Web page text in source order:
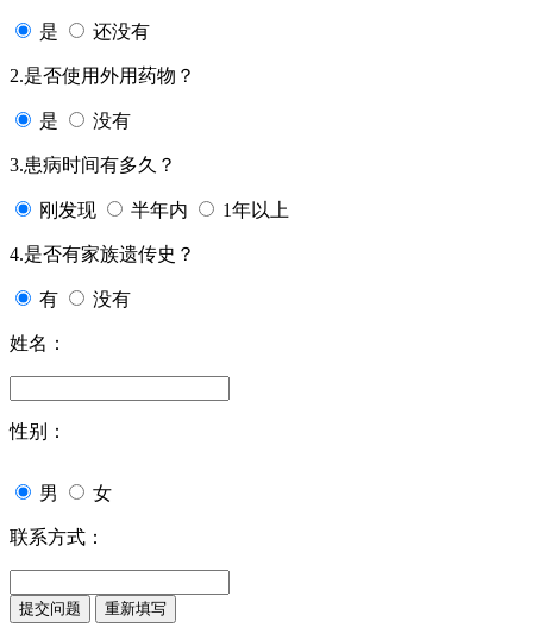
是 还没有
2.是否使用外用药物？
是 没有
3.患病时间有多久？
刚发现 半年内 1年以上
4.是否有家族遗传史？
有 没有
姓名：
性别：
男 女
联系方式：